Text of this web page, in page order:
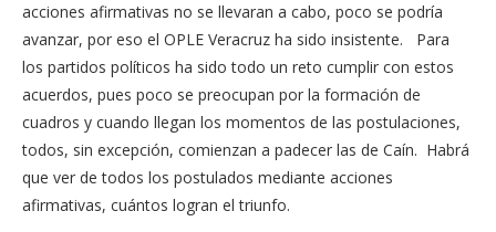
acciones afirmativas no se llevaran a cabo, poco se podría
avanzar, por eso el OPLE Veracruz ha sido insistente. Para
los partidos políticos ha sido todo un reto cumplir con estos
acuerdos, pues poco se preocupan por la formación de
cuadros y cuando llegan los momentos de las postulaciones,
todos, sin excepción, comienzan a padecer las de Caín. Habrá
que ver de todos los postulados mediante acciones
afirmativas, cuántos logran el triunfo.